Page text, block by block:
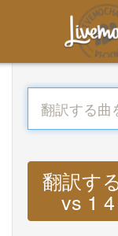
翻訳す
vs 1